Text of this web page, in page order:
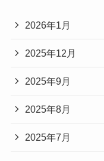
2026年1月
2025年12月
2025年9月
2025年8月
2025年7月